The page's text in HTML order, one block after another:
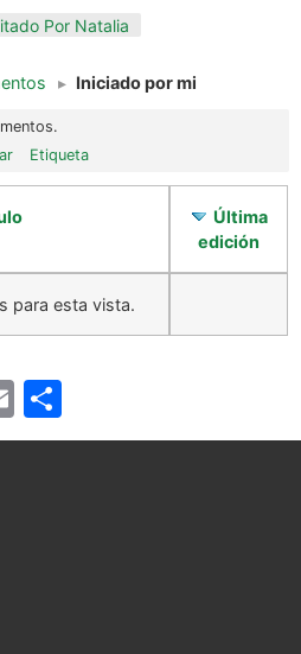
Por Natalia
▸ Iniciado por mi
Etiqueta
Última
edición
para esta vista.
Email